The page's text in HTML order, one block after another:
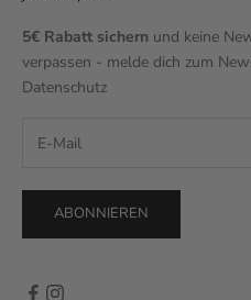
5€ Rabatt sichern und keine
verpassen - melde dich zum
Datenschutz
ABONNIEREN